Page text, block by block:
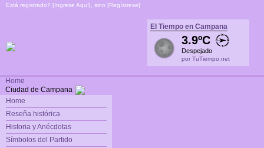
Está registrado? [Ingrese Aquí], sino [Regístrese]
El Tiempo en Campana
3.9ºC
Despejado
por TuTiempo.net
Home
Ciudad de Campana
Home
Reseña histórica
Historia y Anécdotas
Símbolos del Partido